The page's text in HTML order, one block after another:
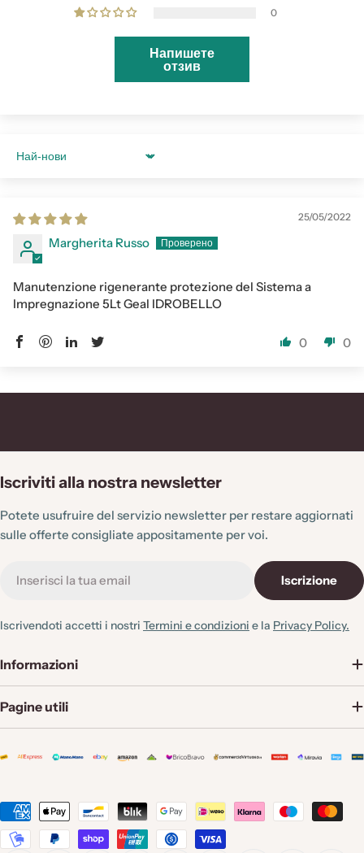
0
Напишете
отзив
Sort by
25/05/2022
Margherita Russo
Manutenzione rigenerante protezione del Sistema a
Impregnazione 5Lt Geal IDROBELLO
0 0
Iscriviti alla nostra newsletter
Potete usufruire del servizio newsletter per restare aggiornati
sulle offerte consigliate appositamente per voi.
mail
Iscrizione
Iscrivendoti accetti i nostri Termini e condizioni e la Privacy Policy.
Informazioni
Pagine utili
Metodi
di
pagamento